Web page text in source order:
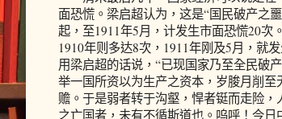
面恐慌。梁启超认为，这是“国民破产之
起，至1911年5月，计发生市面恐慌20次
1910年则多达8次，1911年刚及5月，就
用梁启超的话说，“已现国家乃至全民破
举一国所资以为生产之资本，岁朘月削
赡。于是弱者转于沟壑，悍者铤而走险
之亡国者，未有不循斯道也。呜呼！今